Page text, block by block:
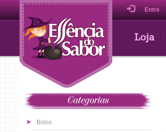
Entre
Loja
Categorias
Bolos